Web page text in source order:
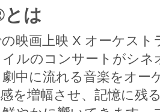
は
映画上映 X オーケスト
ルのコンサートがシネ
中に流れる音楽をオー
を増幅させ、記憶に残